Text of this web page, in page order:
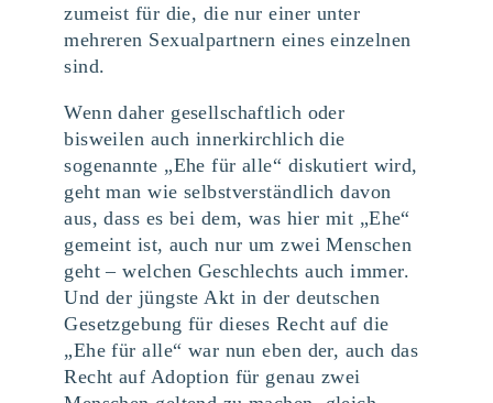
zumeist für die, die nur einer unter
mehreren Sexualpartnern eines einzelnen
sind.
Wenn daher gesellschaftlich oder
bisweilen auch innerkirchlich die
sogenannte „Ehe für alle“ diskutiert wird,
geht man wie selbstverständlich davon
aus, dass es bei dem, was hier mit „Ehe“
gemeint ist, auch nur um zwei Menschen
geht – welchen Geschlechts auch immer.
Und der jüngste Akt in der deutschen
Gesetzgebung für dieses Recht auf die
„Ehe für alle“ war nun eben der, auch das
Recht auf Adoption für genau zwei